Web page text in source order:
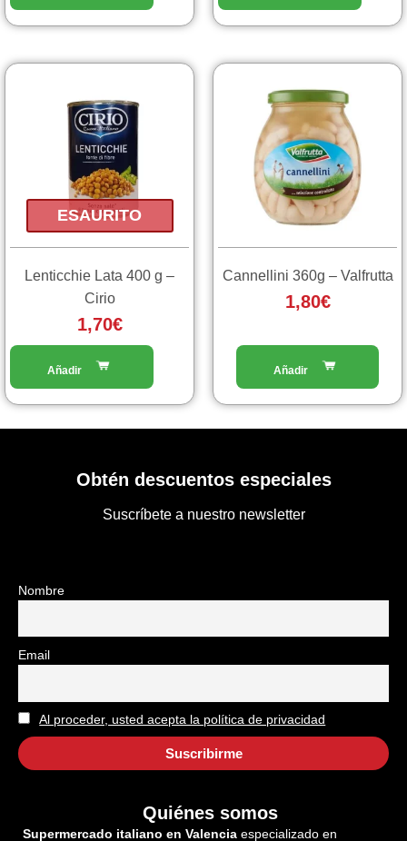
ESAURITO
Lenticchie Lata 400 g –
Cirio
1,70€
Cannellini 360g – Valfrutta
1,80€
Obtén descuentos especiales
Suscríbete a nuestro newsletter
Nombre
Email
Al proceder, usted acepta la política de privacidad
Quiénes somos
Supermercado italiano en Valencia especializado en